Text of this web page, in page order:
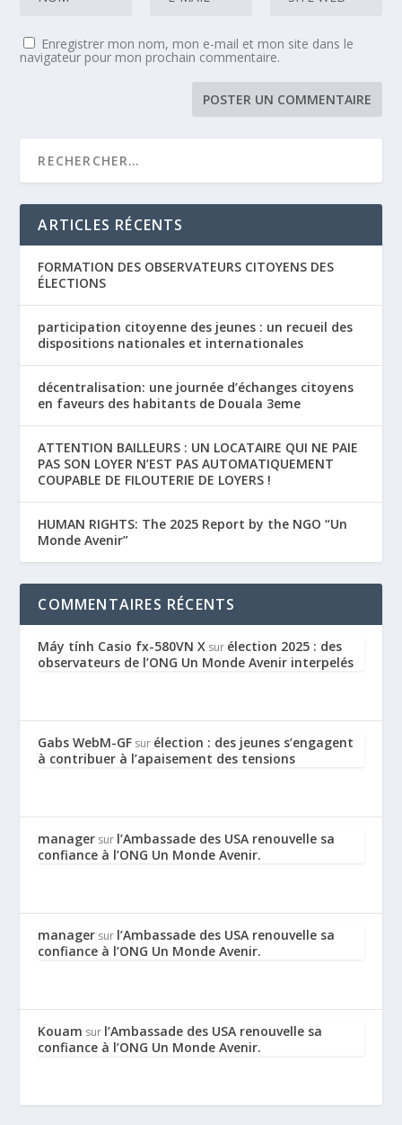
Enregistrer mon nom, mon e-mail et mon site dans le
navigateur pour mon prochain commentaire.
ARTICLES RÉCENTS
FORMATION DES OBSERVATEURS CITOYENS DES
ÉLECTIONS
participation citoyenne des jeunes : un recueil des
dispositions nationales et internationales
décentralisation: une journée d’échanges citoyens
en faveurs des habitants de Douala 3eme
ATTENTION BAILLEURS : UN LOCATAIRE QUI NE PAIE
PAS SON LOYER N’EST PAS AUTOMATIQUEMENT
COUPABLE DE FILOUTERIE DE LOYERS !
HUMAN RIGHTS: The 2025 Report by the NGO “Un
Monde Avenir”
COMMENTAIRES RÉCENTS
Máy tính Casio fx-580VN X sur élection 2025 : des
observateurs de l’ONG Un Monde Avenir interpelés
Gabs WebM-GF sur élection : des jeunes s’engagent
à contribuer à l’apaisement des tensions
manager sur l’Ambassade des USA renouvelle sa
confiance à l’ONG Un Monde Avenir.
manager sur l’Ambassade des USA renouvelle sa
confiance à l’ONG Un Monde Avenir.
Kouam sur l’Ambassade des USA renouvelle sa
confiance à l’ONG Un Monde Avenir.